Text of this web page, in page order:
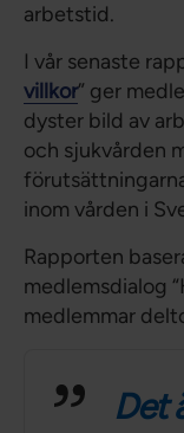
arbetstid.
I vår senaste
villkor” ger
dyster bild av
och sjukvården
inom vården i
Rapporten
medlemsdialog
medlemmar
Det